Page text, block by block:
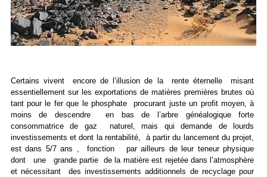
Certains vivent encore de l’illusion de la rente éternelle misant
essentiellement sur les exportations de matières premières brutes où
tant pour le fer que le phosphate procurant juste un profit moyen, à
moins de descendre en bas de l’arbre généalogique forte
consommatrice de gaz naturel, mais qui demande de lourds
investissements et dont la rentabilité, à partir du lancement du projet,
est dans 5/7 ans , fonction par ailleurs de leur teneur physique
dont une grande partie de la matière est rejetée dans l’atmosphère
et nécessitant des investissements additionnels de recyclage pour